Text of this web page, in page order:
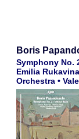
Boris
Symphony No.
Emilia
Orchestra •